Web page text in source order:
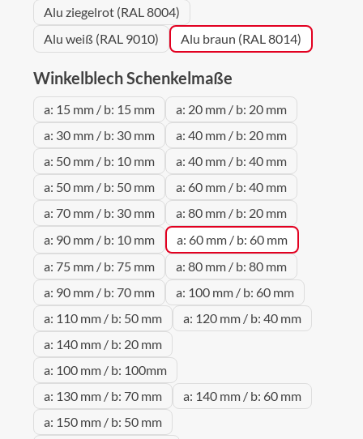
Alu ziegelrot (RAL 8004)
Alu weiß (RAL 9010)
Alu braun (RAL 8014)
Winkelblech Schenkelmaße
a: 15 mm / b: 15 mm
a: 20 mm / b: 20 mm
a: 30 mm / b: 30 mm
a: 40 mm / b: 20 mm
a: 50 mm / b: 10 mm
a: 40 mm / b: 40 mm
a: 50 mm / b: 50 mm
a: 60 mm / b: 40 mm
a: 70 mm / b: 30 mm
a: 80 mm / b: 20 mm
a: 90 mm / b: 10 mm
a: 60 mm / b: 60 mm
a: 75 mm / b: 75 mm
a: 80 mm / b: 80 mm
a: 90 mm / b: 70 mm
a: 100 mm / b: 60 mm
a: 110 mm / b: 50 mm
a: 120 mm / b: 40 mm
a: 140 mm / b: 20 mm
a: 100 mm / b: 100mm
a: 130 mm / b: 70 mm
a: 140 mm / b: 60 mm
a: 150 mm / b: 50 mm